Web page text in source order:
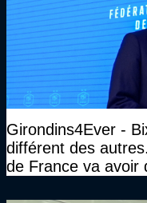
Girondins4Ever -
différent des
de France va avoir